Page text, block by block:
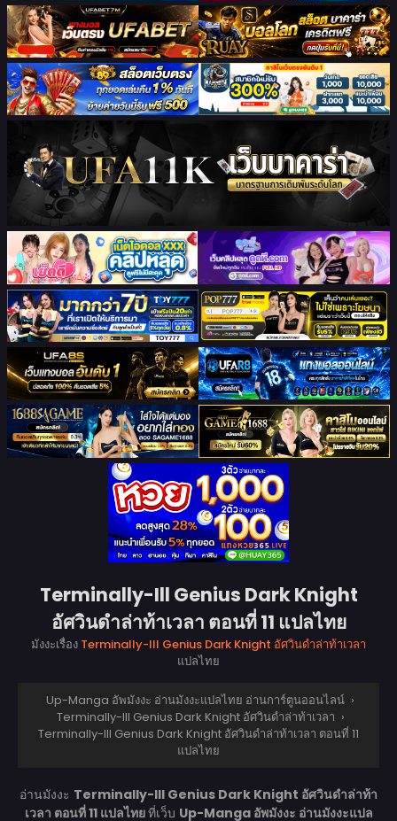
Terminally-Ill Genius Dark Knight
อัศวินดำล่าท้าเวลา ตอนที่ 11 แปลไทย
มังงะเรื่อง Terminally-Ill Genius Dark Knight อัศวินดำล่าท้าเวลา
แปลไทย
Up-Manga อัพมังงะ อ่านมังงะแปลไทย อ่านการ์ตูนออนไลน์ ›
Terminally-Ill Genius Dark Knight อัศวินดำล่าท้าเวลา ›
Terminally-Ill Genius Dark Knight อัศวินดำล่าท้าเวลา ตอนที่ 11
แปลไทย
อ่านมังงะ Terminally-Ill Genius Dark Knight อัศวินดำล่าท้า
เวลา ตอนที่ 11 แปลไทยที่เว็บ Up-Manga อัพมังงะ อ่านมังงะแปล